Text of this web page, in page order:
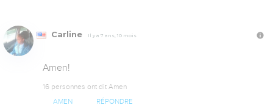
Carline Il y a 7 ans, 10 mois
Amen!
16 personnes ont dit Amen
AMEN RÉPONDRE